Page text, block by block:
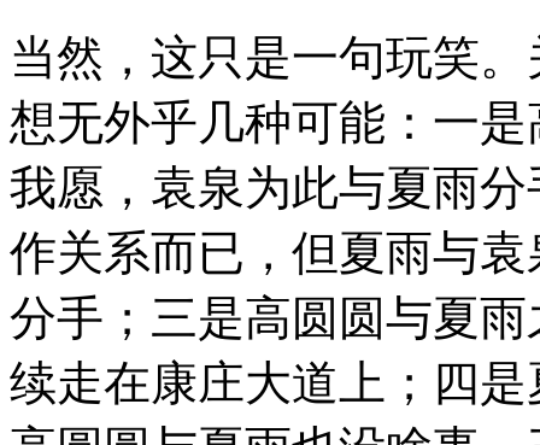
当然，这只是一句玩笑
想无外乎几种可能：一
我愿，袁泉为此与夏雨
作关系而已，但夏雨与
分手；三是高圆圆与夏
续走在康庄大道上；四